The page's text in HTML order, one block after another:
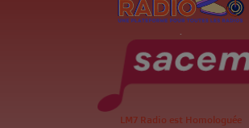
.
LM7 Radio est Homologuée